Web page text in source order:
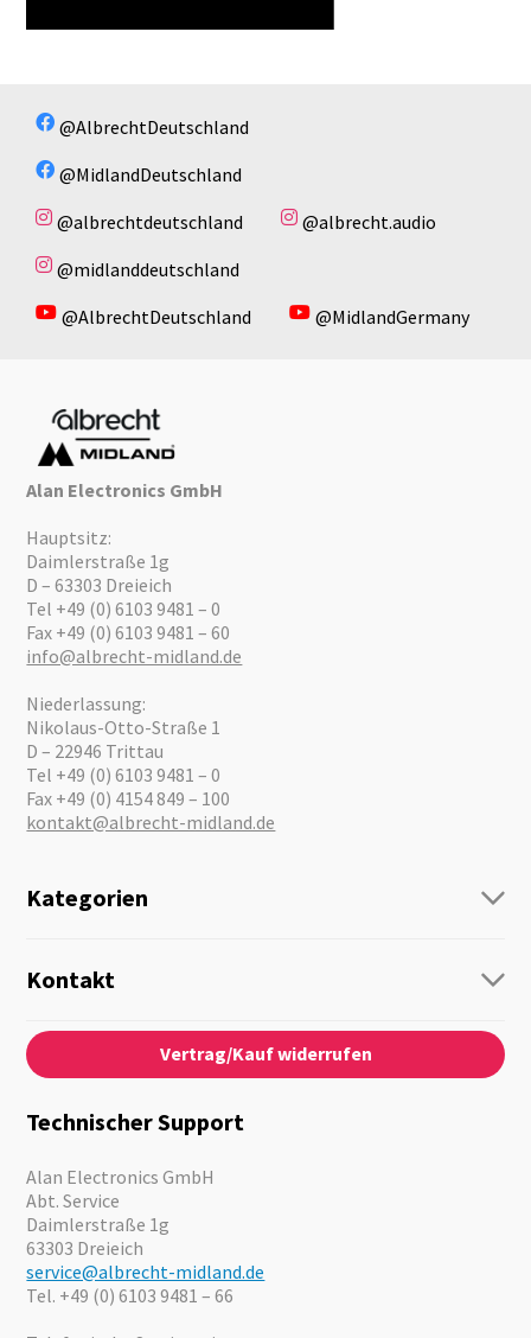
@AlbrechtDeutschland
@MidlandDeutschland
@albrechtdeutschland
@albrecht.audio
@midlanddeutschland
@AlbrechtDeutschland
@MidlandGermany
Alan Electronics GmbH
Hauptsitz:
Daimlerstraße 1g
D – 63303 Dreieich
Tel +49 (0) 6103 9481 – 0
Fax +49 (0) 6103 9481 – 60
info@albrecht-midland.de
Niederlassung:
Nikolaus-Otto-Straße 1
D – 22946 Trittau
Tel +49 (0) 6103 9481 – 0
Fax +49 (0) 4154 849 – 100
kontakt@albrecht-midland.de
Kategorien
Personenführung
Audio
Notfallvorsorge
Motorrad
Angebote
Kontakt
Kontaktformular
Über Uns
News
Kataloge
Vertrag/Kauf widerrufen
Technischer Support
Alan Electronics GmbH
Abt. Service
Daimlerstraße 1g
63303 Dreieich
service@albrecht-midland.de
Tel. +49 (0) 6103 9481 – 66